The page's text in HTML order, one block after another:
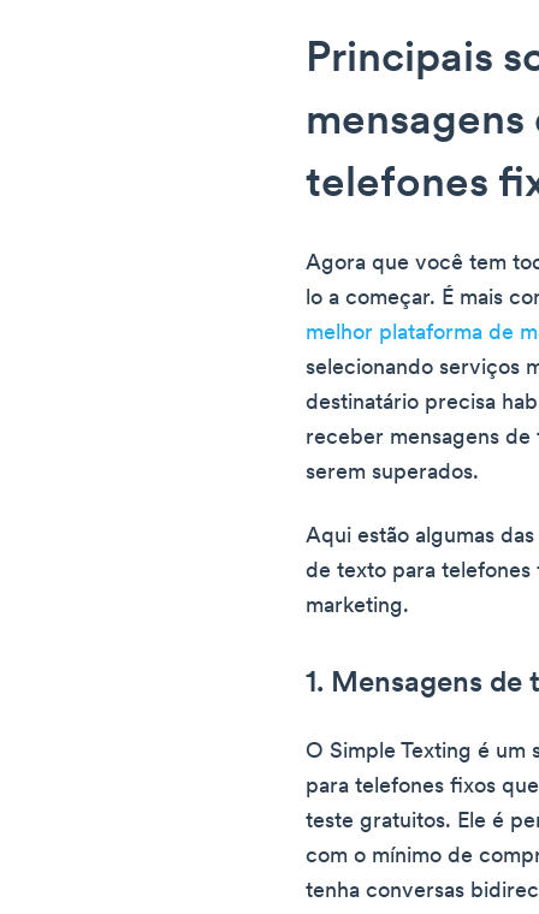
Principais
telefones
Agora que você tem
lo a começar. É mais
melhor plataforma de
selecionando serviços
destinatário precisa
receber mensagens de
serem superados.
Aqui estão algumas
de texto para
marketing.
1. Mensagens de
O Simple Texting é um
para telefones fixos
teste gratuitos. Ele é
com o mínimo de
tenha conversas